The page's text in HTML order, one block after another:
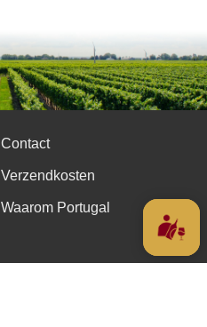
Contact
Verzendkosten
Waarom Portugal